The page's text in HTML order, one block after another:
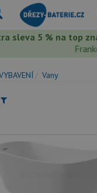
sleva 5 % na top
Vany